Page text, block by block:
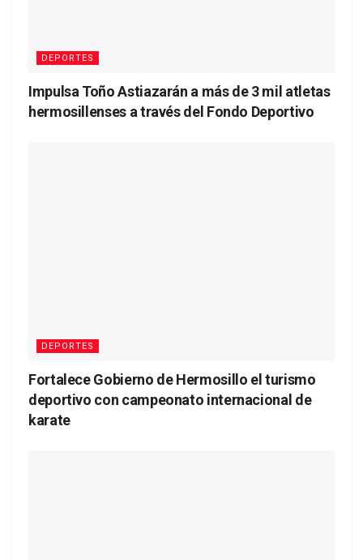
DEPORTES
Impulsa Toño Astiazarán a más de 3 mil atletas
hermosillenses a través del Fondo Deportivo
DEPORTES
Fortalece Gobierno de Hermosillo el turismo
deportivo con campeonato internacional de
karate